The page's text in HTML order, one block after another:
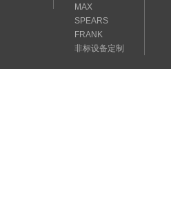
MAX
SPEARS
FRANK
非标设备定制